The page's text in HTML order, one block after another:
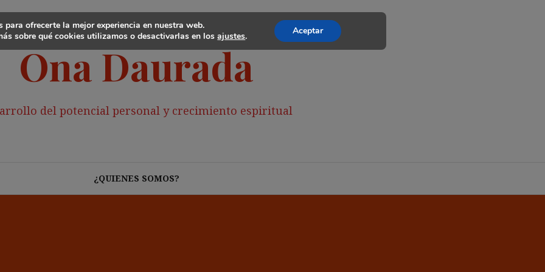
Ona Daurada
del potencial personal y crecimiento espiritual
¿QUIENES SOMOS?
para ofrecerte la mejor experiencia en nuestra web.
sobre qué cookies utilizamos o desactivarlas en losajustes. Aceptar